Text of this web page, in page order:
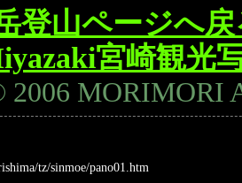
登山ページへ
宮崎観光
MORIMORI
tz/sinmoe/pano01.htm